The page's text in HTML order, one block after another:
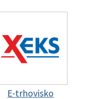
E-trhovisko